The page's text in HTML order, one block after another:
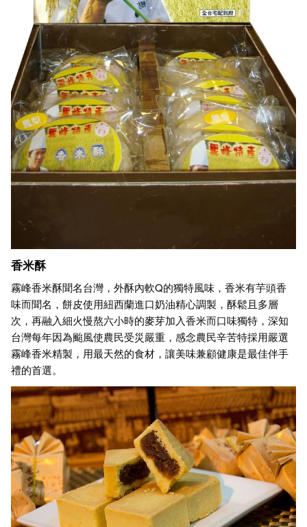
香米酥
霧峰香米酥聞名台灣，外酥內軟Q的獨特風味，香米有芋頭香
味而聞名，餅皮使用紐西蘭進口奶油精心調製，酥鬆且多層
次，再融入細火慢熬六小時的麥芽加入香米而口味獨特，深知
台灣每年因為颱風使農民受災嚴重，感念農民辛苦特採用嚴選
霧峰香米精製，用最天然的食材，讓美味兼顧健康是最佳伴手
禮的首選。